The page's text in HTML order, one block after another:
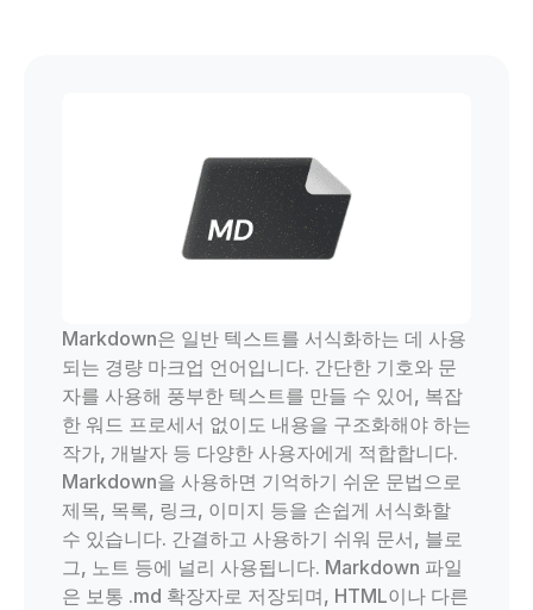
Markdown은 일반 텍스트를 서식화하는 데 사용
되는 경량 마크업 언어입니다. 간단한 기호와 문
자를 사용해 풍부한 텍스트를 만들 수 있어, 복잡
한 워드 프로세서 없이도 내용을 구조화해야 하는
작가, 개발자 등 다양한 사용자에게 적합합니다.
Markdown을 사용하면 기억하기 쉬운 문법으로
제목, 목록, 링크, 이미지 등을 손쉽게 서식화할
수 있습니다. 간결하고 사용하기 쉬워 문서, 블로
그, 노트 등에 널리 사용됩니다. Markdown 파일
은 보통 .md 확장자로 저장되며, HTML이나 다른